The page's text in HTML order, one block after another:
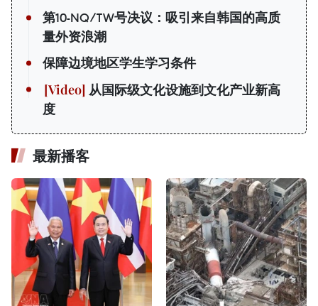
第10-NQ/TW号决议：吸引来自韩国的高质
量外资浪潮
保障边境地区学生学习条件
从国际级文化设施到文化产业新高
度
最新播客